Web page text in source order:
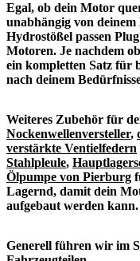
Egal, ob dein Motor
unabhängig von
Hydrostößel passen
Motoren. Je nachdem
ein kompletten Satz für
nach deinem
Weiteres Zubehör für
Nockenwellenversteller,
verstärkte Ventielfedern
Stahlpleule,
Ölpumpe von Pierburg
Lagernd, damit dein
aufgebaut werden kann.
Generell führen wir im